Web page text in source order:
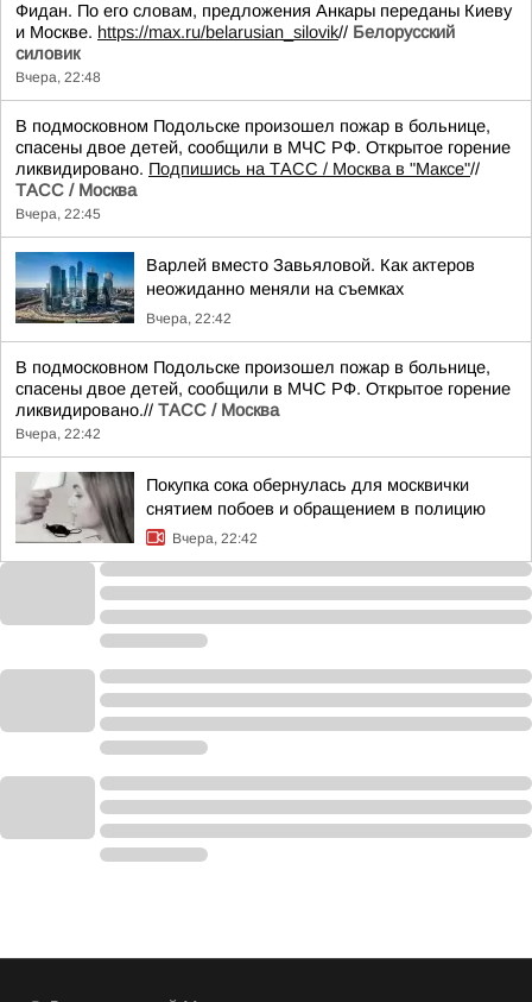
Фидан. По его словам, предложения Анкары переданы Киеву
и Москве. https://max.ru/belarusian_silovik// Белорусский
силовик
Вчера, 22:48
В подмосковном Подольске произошел пожар в больнице,
спасены двое детей, сообщили в МЧС РФ. Открытое горение
ликвидировано. Подпишись на ТАСС / Москва в "Максе"//
ТАСС / Москва
Вчера, 22:45
Варлей вместо Завьяловой. Как актеров
неожиданно меняли на съемках
Вчера, 22:42
В подмосковном Подольске произошел пожар в больнице,
спасены двое детей, сообщили в МЧС РФ. Открытое горение
ликвидировано.// ТАСС / Москва
Вчера, 22:42
Покупка сока обернулась для москвички
снятием побоев и обращением в полицию
Вчера, 22:42